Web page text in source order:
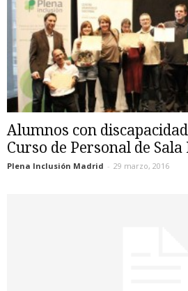
Alumnos con
Curso de Personal de Sala
Plena Inclusión Madrid - 29 marzo, 2016